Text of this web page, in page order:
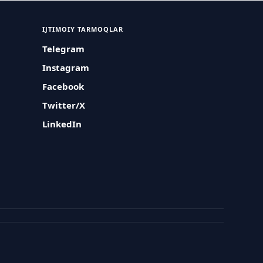
IJTIMOIY TARMOQLAR
Telegram
Instagram
Facebook
Twitter/X
LinkedIn